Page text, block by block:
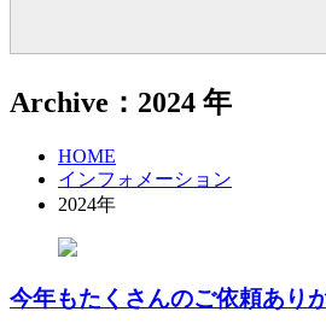
Archive：2024 年
HOME
インフォメーション
2024年
今年もたくさんのご依頼あり